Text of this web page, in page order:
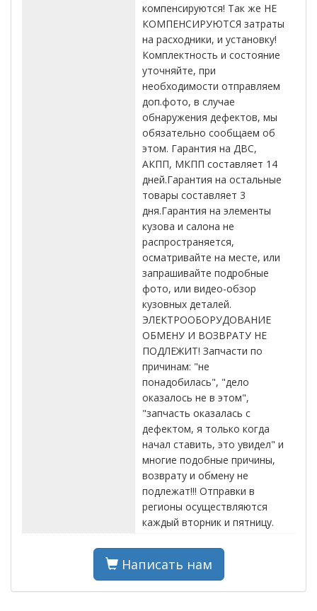
компенсируются! Так же НЕ
КОМПЕНСИРУЮТСЯ затраты
на расходники, и установку!
Комплектность и состояние
уточняйте, при
необходимости отправляем
доп.фото, в случае
обнаружения дефектов, мы
обязательно сообщаем об
этом. Гарантия на ДВС,
АКПП, МКПП составляет 14
дней.Гарантия на остальные
товары составляет 3
дня.Гарантия на элементы
кузова и салона не
распространяется,
осматривайте на месте, или
запрашивайте подробные
фото, или видео-обзор
кузовных деталей.
ЭЛЕКТРООБОРУДОВАНИЕ
ОБМЕНУ И ВОЗВРАТУ НЕ
ПОДЛЕЖИТ! Запчасти по
причинам: "не
понадобилась", "дело
оказалось не в этом",
"запчасть оказалась с
дефектом, я только когда
начал ставить, это увидел" и
многие подобные причины,
возврату и обмену не
подлежат!!! Отправки в
регионы осуществляются
каждый вторник и пятницу.
Написать нам